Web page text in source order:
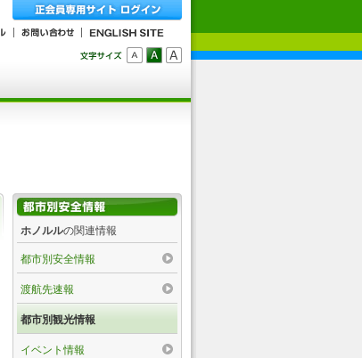
ホノルルの関連情報
都市別安全情報
渡航先速報
都市別観光情報
イベント情報